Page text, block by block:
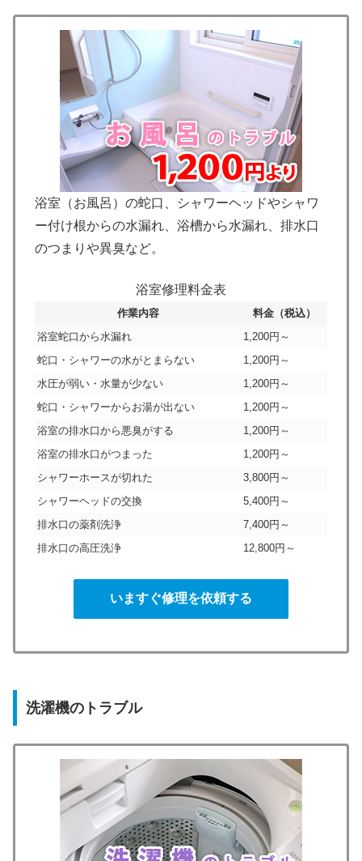
浴室（お風呂）の蛇口、シャワーヘッドやシャワ
ー付け根からの水漏れ、浴槽から水漏れ、排水口
のつまりや異臭など。
浴室修理料金表
作業内容
料金（税込）
浴室蛇口から水漏れ
1,200円～
蛇口・シャワーの水がとまらない
1,200円～
水圧が弱い・水量が少ない
1,200円～
蛇口・シャワーからお湯が出ない
1,200円～
浴室の排水口から悪臭がする
1,200円～
浴室の排水口がつまった
1,200円～
シャワーホースが切れた
3,800円～
シャワーヘッドの交換
5,400円～
排水口の薬剤洗浄
7,400円～
排水口の高圧洗浄
12,800円～
いますぐ修理を依頼する
洗濯機のトラブル